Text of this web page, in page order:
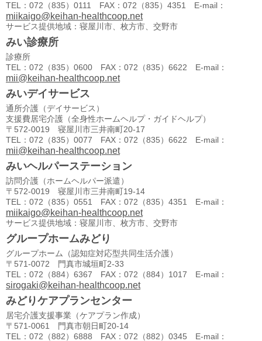
TEL：072（835）0111 FAX：072（835）4351 E-mail：
miikaigo@keihan-healthcoop.net
サービス提供地域：寝屋川市、枚方市、交野市
みい診療所
診療所
TEL：072（835）0600 FAX：072（835）6622 E-mail：
mii@keihan-healthcoop.net
みいデイサービス
通所介護（デイサービス）
支援費居宅介護（全身性ホームヘルプ・ガイドヘルプ）
〒572-0019 寝屋川市三井南町20-17
TEL：072（835）0077 FAX：072（835）6622 E-mail：
mii@keihan-healthcoop.net
みいヘルパーステーション
訪問介護（ホームヘルパー派遣）
〒572-0019 寝屋川市三井南町19-14
TEL：072（835）0551 FAX：072（835）4351 E-mail：
miikaigo@keihan-healthcoop.net
サービス提供地域：寝屋川市、枚方市、交野市
グループホームみどり
グループホーム（認知症対応型共同生活介護）
〒571-0072 門真市城垣町2-33
TEL：072（884）6367 FAX：072（884）1017 E-mail：
sirogaki@keihan-healthcoop.net
みどりケアプランセンター
居宅介護支援事業（ケアプラン作成）
〒571-0061 門真市朝日町20-14
TEL：072（882）6888 FAX：072（882）0345 E-mail：